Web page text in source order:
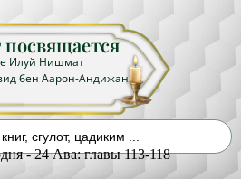
Илуй Нишмат
бен Аарон-Андижан
- 24 Ава: главы 113-118